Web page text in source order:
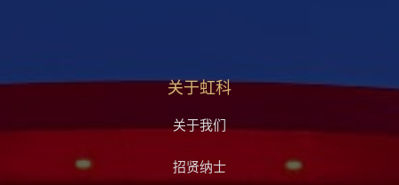
关于虹科
关于我们
招贤纳士